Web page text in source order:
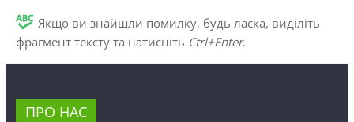
Якщо ви знайшли помилку, будь ласка, виділіть
фрагмент тексту та натисніть Ctrl+Enter.
ПРО НАС